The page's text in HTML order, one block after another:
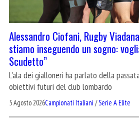
Alessandro Ciofani, Rugby
stiamo inseguendo un sogno:
Scudetto”
L'ala dei gialloneri ha parlato della
obiettivi futuri del club lombardo
5 Agosto 2026Campionati Italiani /Serie A Elite